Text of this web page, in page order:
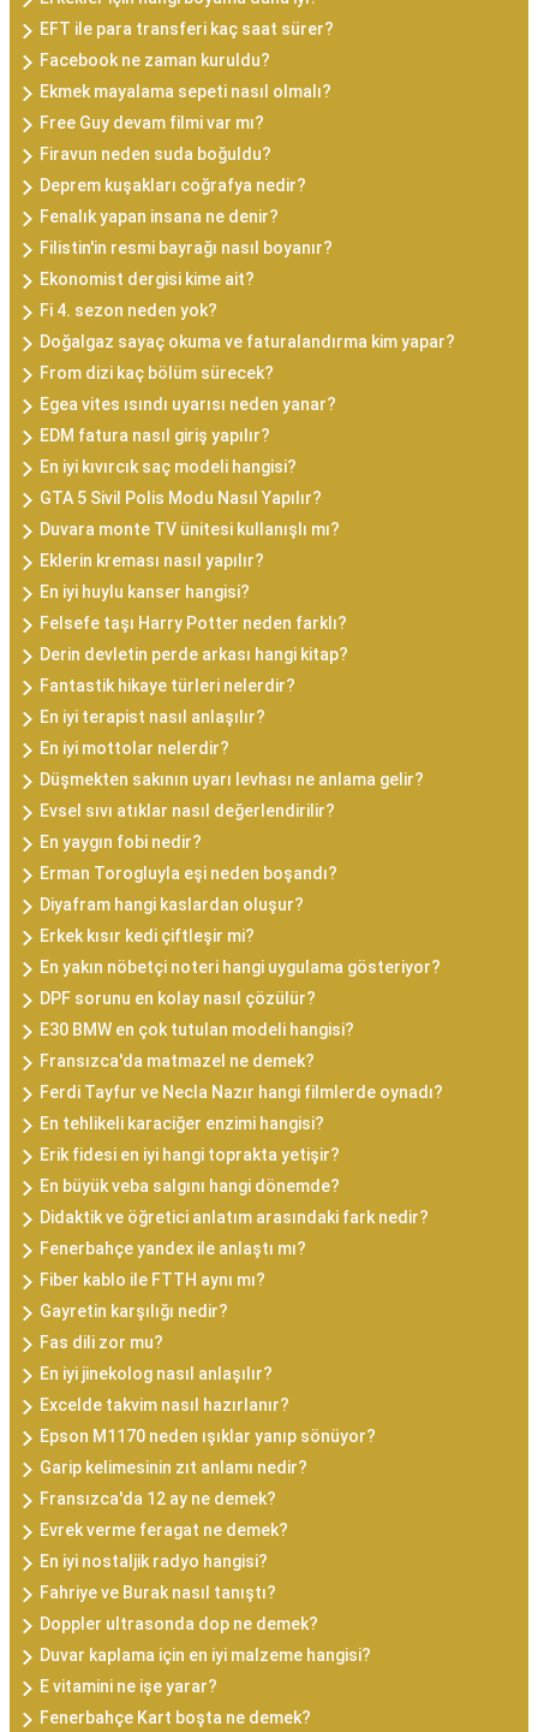
EFT ile para transferi kaç saat sürer?
Facebook ne zaman kuruldu?
Ekmek mayalama sepeti nasıl olmalı?
Free Guy devam filmi var mı?
Firavun neden suda boğuldu?
Deprem kuşakları coğrafya nedir?
Fenalık yapan insana ne denir?
Filistin'in resmi bayrağı nasıl boyanır?
Ekonomist dergisi kime ait?
Fi 4. sezon neden yok?
Doğalgaz sayaç okuma ve faturalandırma kim yapar?
From dizi kaç bölüm sürecek?
Egea vites ısındı uyarısı neden yanar?
EDM fatura nasıl giriş yapılır?
En iyi kıvırcık saç modeli hangisi?
GTA 5 Sivil Polis Modu Nasıl Yapılır?
Duvara monte TV ünitesi kullanışlı mı?
Eklerin kreması nasıl yapılır?
En iyi huylu kanser hangisi?
Felsefe taşı Harry Potter neden farklı?
Derin devletin perde arkası hangi kitap?
Fantastik hikaye türleri nelerdir?
En iyi terapist nasıl anlaşılır?
En iyi mottolar nelerdir?
Düşmekten sakının uyarı levhası ne anlama gelir?
Evsel sıvı atıklar nasıl değerlendirilir?
En yaygın fobi nedir?
Erman Torogluyla eşi neden boşandı?
Diyafram hangi kaslardan oluşur?
Erkek kısır kedi çiftleşir mi?
En yakın nöbetçi noteri hangi uygulama gösteriyor?
DPF sorunu en kolay nasıl çözülür?
E30 BMW en çok tutulan modeli hangisi?
Fransızca'da matmazel ne demek?
Ferdi Tayfur ve Necla Nazır hangi filmlerde oynadı?
En tehlikeli karaciğer enzimi hangisi?
Erik fidesi en iyi hangi toprakta yetişir?
En büyük veba salgını hangi dönemde?
Didaktik ve öğretici anlatım arasındaki fark nedir?
Fenerbahçe yandex ile anlaştı mı?
Fiber kablo ile FTTH aynı mı?
Gayretin karşılığı nedir?
Fas dili zor mu?
En iyi jinekolog nasıl anlaşılır?
Excelde takvim nasıl hazırlanır?
Epson M1170 neden ışıklar yanıp sönüyor?
Garip kelimesinin zıt anlamı nedir?
Fransızca'da 12 ay ne demek?
Evrek verme feragat ne demek?
En iyi nostaljik radyo hangisi?
Fahriye ve Burak nasıl tanıştı?
Doppler ultrasonda dop ne demek?
Duvar kaplama için en iyi malzeme hangisi?
E vitamini ne işe yarar?
Fenerbahçe Kart boşta ne demek?